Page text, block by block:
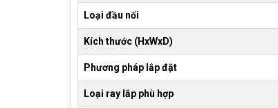
Loại đầu nối
Kích thước (HxWxD)
Phương pháp lắp đặt
Loại ray lắp phù hợp